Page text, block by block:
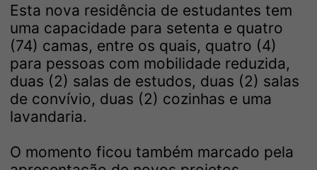
Esta nova residência de estudantes tem
uma capacidade para setenta e quatro
(74) camas, entre os quais, quatro (4)
para pessoas com mobilidade reduzida,
duas (2) salas de estudos, duas (2) salas
de convívio, duas (2) cozinhas e uma
lavandaria.
O momento ficou também marcado pela